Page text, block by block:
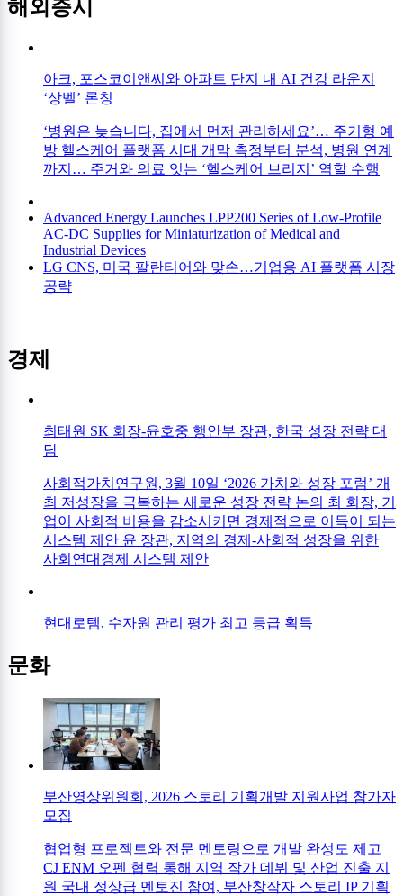
해외증시
아크, 포스코이앤씨와 아파트 단지 내 AI 건강 라운지
‘상벨’ 론칭
‘병원은 늦습니다, 집에서 먼저 관리하세요’… 주거형 예
방 헬스케어 플랫폼 시대 개막 측정부터 분석, 병원 연계
까지… 주거와 의료 잇는 ‘헬스케어 브리지’ 역할 수행
Advanced Energy Launches LPP200 Series of Low-Profile
AC-DC Supplies for Miniaturization of Medical and
Industrial Devices
LG CNS, 미국 팔란티어와 맞손…기업용 AI 플랫폼 시장
공략
경제
최태원 SK 회장-윤호중 행안부 장관, 한국 성장 전략 대
담
사회적가치연구원, 3월 10일 ‘2026 가치와 성장 포럼’ 개
최 저성장을 극복하는 새로운 성장 전략 논의 최 회장, 기
업이 사회적 비용을 감소시키면 경제적으로 이득이 되는
시스템 제안 윤 장관, 지역의 경제-사회적 성장을 위한
사회연대경제 시스템 제안
현대로템, 수자원 관리 평가 최고 등급 획득
문화
부산영상위원회, 2026 스토리 기획개발 지원사업 참가자
모집
협업형 프로젝트와 전문 멘토링으로 개발 완성도 제고
CJ ENM 오펜 협력 통해 지역 작가 데뷔 및 산업 진출 지
원 국내 정상급 멘토진 참여, 부산창작자 스토리 IP 기획